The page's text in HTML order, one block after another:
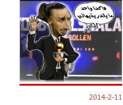
2014-2-11